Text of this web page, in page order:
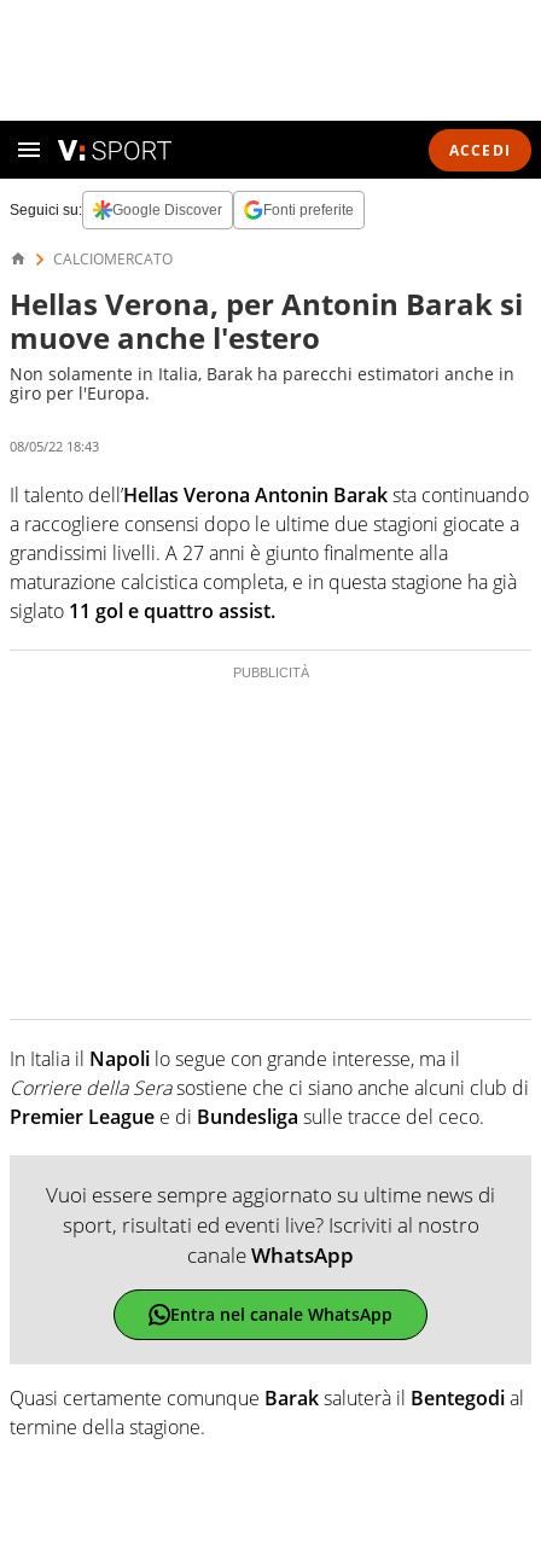
ACCEDI
Seguici su: Google Discover Fonti preferite
CALCIOMERCATO
Hellas Verona, per Antonin Barak si
muove anche l'estero
Non solamente in Italia, Barak ha parecchi estimatori anche in
giro per l'Europa.
08/05/22 18:43
Il talento dell’Hellas Verona Antonin Baraksta continuando
a raccogliere consensi dopo le ultime due stagioni giocate a
grandissimi livelli. A 27 anni è giunto finalmente alla
maturazione calcistica completa, e in questa stagione ha già
siglato 11 gol e quattro assist.
In Italia il Napoli lo segue con grande interesse, ma il
Corriere della Serasostiene che ci siano anche alcuni club di
Premier League e di Bundesliga sulle tracce del ceco.
Vuoi essere sempre aggiornato su ultime news di
sport, risultati ed eventi live? Iscriviti al nostro
canaleWhatsApp
Entra nel canale WhatsApp
Quasi certamente comunque Baraksaluterà il Bentegodial
termine della stagione.